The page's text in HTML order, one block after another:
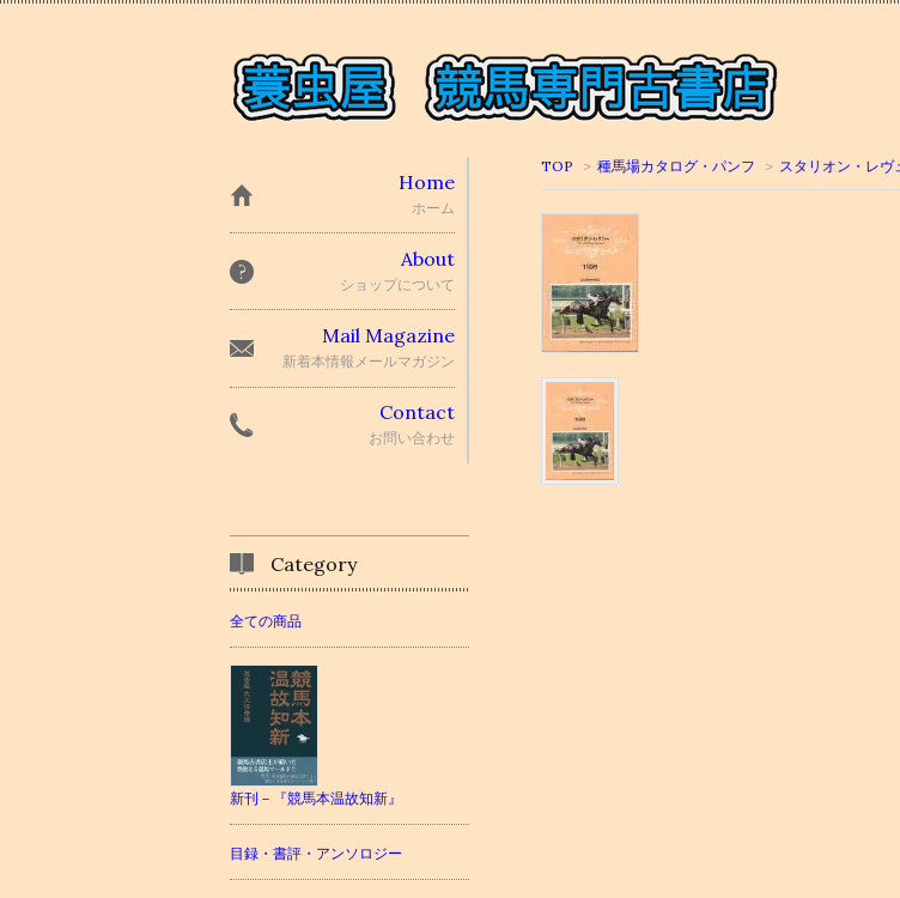
TOP > 種馬場カタログ・パンフ > スタリオン・レヴ
Home
ホーム
About
ショップについて
Mail Magazine
新着本情報メールマガジン
Contact
お問い合わせ
Category
全ての商品
新刊－『競馬本温故知新』
目録・書評・アンソロジー